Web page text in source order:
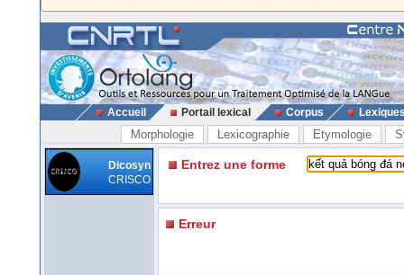
Accueil Portail lexical Corpus
Morphologie Lexicographie Etymologie
Dicosyn
CRISCO
Entrez une forme
Erreur